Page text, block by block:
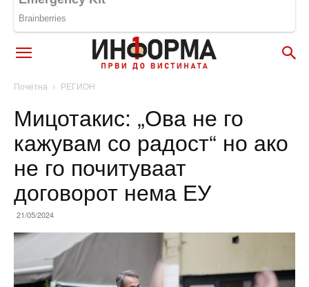
Почетна РЕГИОН
Мицотакис: „Ова не го
кажувам со радост“ но ако
не го почитуваат
договорот нема ЕУ
21/05/2024